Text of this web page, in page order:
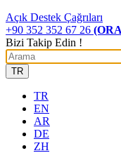
Açık Destek Çağrıları
+90 352 352 67 26
Bizi Takip Edin !
TR
TR
EN
AR
DE
ZH